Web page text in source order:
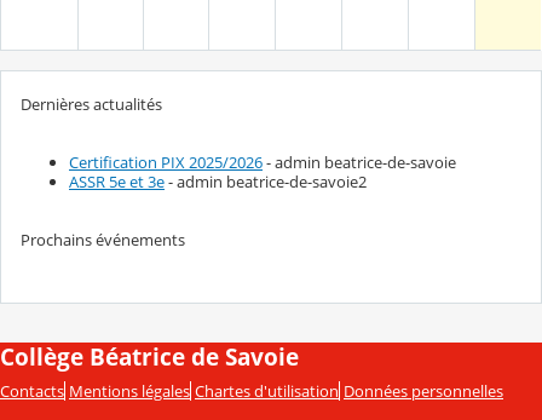
Dernières actualités
Certification PIX 2025/2026- admin beatrice-de-savoie
ASSR 5e et 3e- admin beatrice-de-savoie2
Prochains événements
Collège Béatrice de Savoie
Contacts Mentions légales Chartes d'utilisation Données personnelles